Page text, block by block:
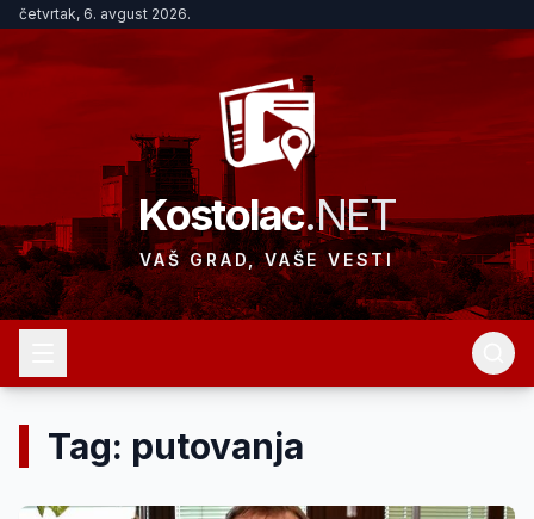
četvrtak, 6. avgust 2026.
Kostolac.NET
VAŠ GRAD, VAŠE VESTI
Tag: putovanja